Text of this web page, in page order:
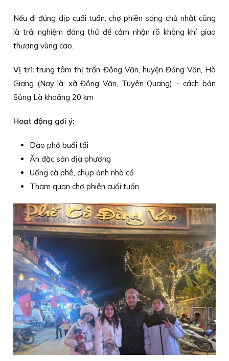
Nếu đi đúng dịp cuối tuần, chợ phiên sáng chủ nhật cũng
là trải nghiệm đáng thử để cảm nhận rõ không khí giao
thương vùng cao.
Vị trí: trung tâm thị trấn Đồng Văn, huyện Đồng Văn, Hà
Giang (Nay là: xã Đồng Văn, Tuyên Quang) – cách bản
Sủng Là khoảng 20 km
Hoạt động gợi ý:
Dạo phố buổi tối
Ăn đặc sản địa phương
Uống cà phê, chụp ảnh nhà cổ
Tham quan chợ phiên cuối tuần